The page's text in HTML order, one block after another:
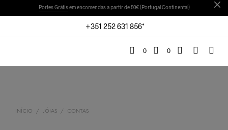
Portes Grátisem encomendas a partir de 50€ (Portugal Continental)
+351 252 631 856*
0 0
INÍCIO / JÓIAS / CONTAS